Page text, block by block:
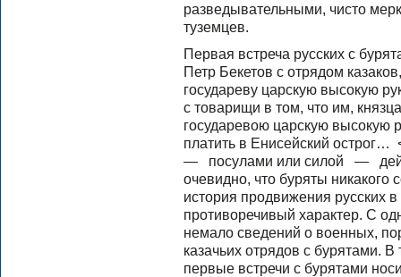
разведывательными, чисто
туземцев.
Первая встреча русских с
Петр Бекетов с отрядом
государеву царскую высокую
с товарищи в том, что им,
государевою царскую высокую
платить в Енисейский
— посулами или силой —
очевидно, что буряты
история продвижения русских
противоречивый характер. С
немало сведений о военных,
казачьих отрядов с бурятами.
первые встречи с бурятами